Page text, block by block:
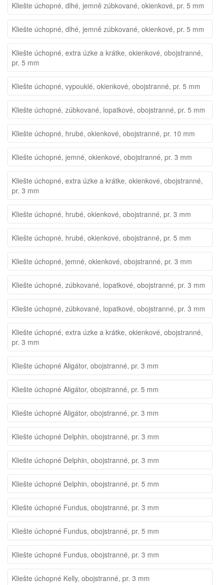
Kliešte úchopné, dlhé, jemně zúbkované, okienkové, pr. 5 mm
Kliešte úchopné, dlhé, jemně zúbkované, okienkové, pr. 5 mm
Kliešte úchopné, extra úzke a krátke, okienkové, obojstranné,
pr. 5 mm
Kliešte úchopné, vypouklé, okienkové, obojstranné, pr. 5 mm
Kliešte úchopné, zúbkované, lopatkové, obojstranné, pr. 5 mm
Kliešte úchopné, hrubé, okienkové, obojstranné, pr. 10 mm
Kliešte úchopné, jemné, okienkové, obojstranné, pr. 3 mm
Kliešte úchopné, extra úzke a krátke, okienkové, obojstranné,
pr. 3 mm
Kliešte úchopné, hrubé, okienkové, obojstranné, pr. 3 mm
Kliešte úchopné, hrubé, okienkové, obojstranné, pr. 5 mm
Kliešte úchopné, jemné, okienkové, obojstranné, pr. 3 mm
Kliešte úchopné, zúbkované, lopatkové, obojstranné, pr. 3 mm
Kliešte úchopné, zúbkované, lopatkové, obojstranné, pr. 3 mm
Kliešte úchopné, extra úzke a krátke, okienkové, obojstranné,
pr. 3 mm
Kliešte úchopné Aligátor, obojstranné, pr. 3 mm
Kliešte úchopné Aligátor, obojstranné, pr. 5 mm
Kliešte úchopné Aligátor, obojstranné, pr. 3 mm
Kliešte úchopné Delphin, obojstranné, pr. 3 mm
Kliešte úchopné Delphin, obojstranné, pr. 3 mm
Kliešte úchopné Delphin, obojstranné, pr. 5 mm
Kliešte úchopné Fundus, obojstranné, pr. 3 mm
Kliešte úchopné Fundus, obojstranné, pr. 5 mm
Kliešte úchopné Fundus, obojstranné, pr. 3 mm
Kliešte úchopné Kelly, obojstranné, pr. 3 mm